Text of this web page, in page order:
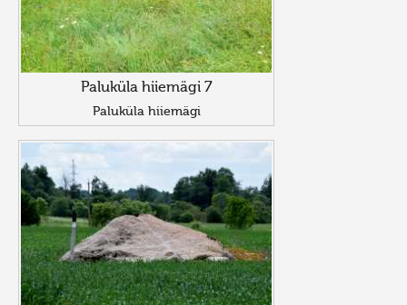
Paluküla hiiemägi 7
Paluküla hiiemägi